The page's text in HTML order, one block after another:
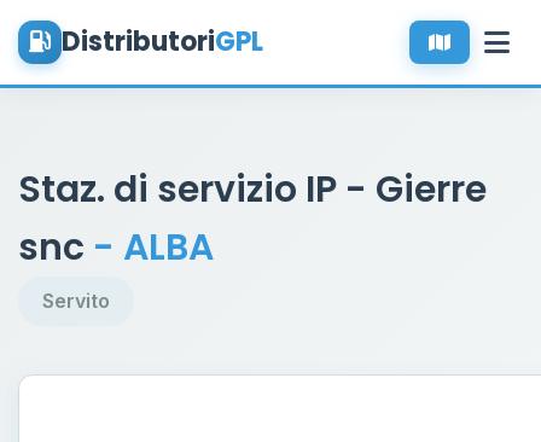
DistributoriGPL
Staz. di servizio IP - Gierre
snc - ALBA
Servito